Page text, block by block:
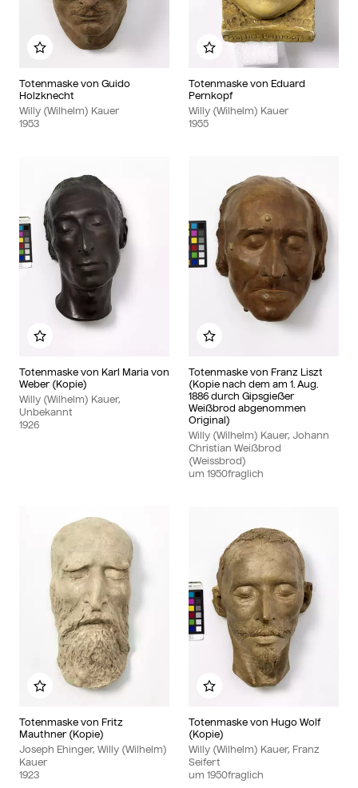
Totenmaske von Guido
Holzknecht
Willy (Wilhelm) Kauer
1953
Zu meinem Album hinzufügen
Totenmaske von Eduard
Pernkopf
Willy (Wilhelm) Kauer
1955
Zu meinem Album
Totenmaske von Karl Maria von
Weber (Kopie)
Willy (Wilhelm) Kauer,
Unbekannt
1926
Zu meinem Album hinzufügen
Totenmaske von Franz Liszt
(Kopie nach dem am 1. Aug.
1886 durch Gipsgießer
Weißbrod abgenommen
Original)
Willy (Wilhelm) Kauer, Johann
Christian Weißbrod
(Weissbrod)
um 1950fraglich
Zu meinem Album
Totenmaske von Fritz
Mauthner (Kopie)
Joseph Ehinger, Willy (Wilhelm)
Kauer
1923
Zu meinem Album hinzufügen
Totenmaske von Hugo Wolf
(Kopie)
Willy (Wilhelm) Kauer, Franz
Seifert
um 1950fraglich
Zu meinem Album